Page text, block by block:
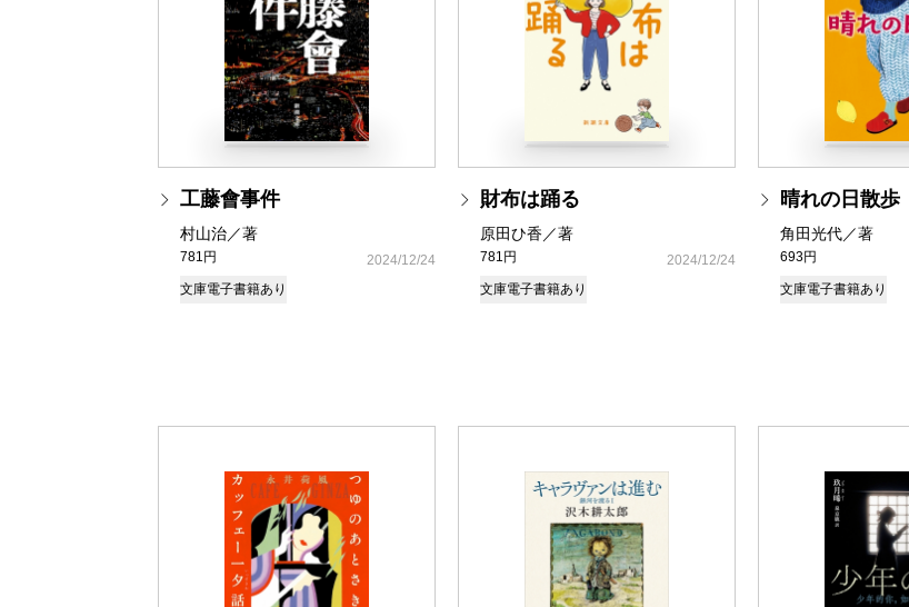
工藤會事件
村山治／著
781円
2024/12/24
文庫電子書籍あり
財布は踊る
原田ひ香／著
781円
2024/12/24
文庫電子書籍あり
晴れの日散歩
角田光代／著
693円
文庫電子書籍あり